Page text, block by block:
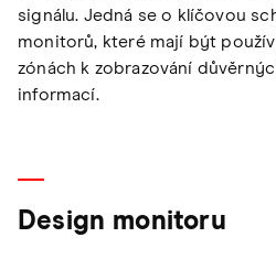
signálu. Jedná se o klíčovou
monitorů, které mají být
zónách k zobrazování
informací.
Design monitoru